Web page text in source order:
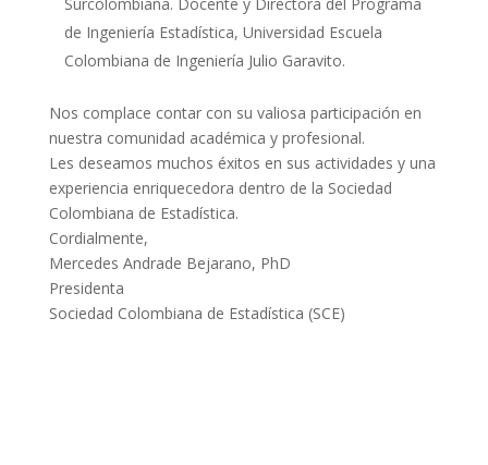
de Ingeniería Estadística, Universidad Escuela
Colombiana de Ingeniería Julio Garavito.
Nos complace contar con su valiosa participación en
nuestra comunidad académica y profesional.
Les deseamos muchos éxitos en sus actividades y una
experiencia enriquecedora dentro de la Sociedad
Colombiana de Estadística.
Cordialmente,
Mercedes Andrade Bejarano, PhD
Presidenta
Sociedad Colombiana de Estadística (SCE)